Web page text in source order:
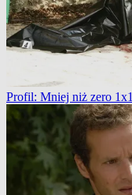
Profil: Mniej niż zero 1x1